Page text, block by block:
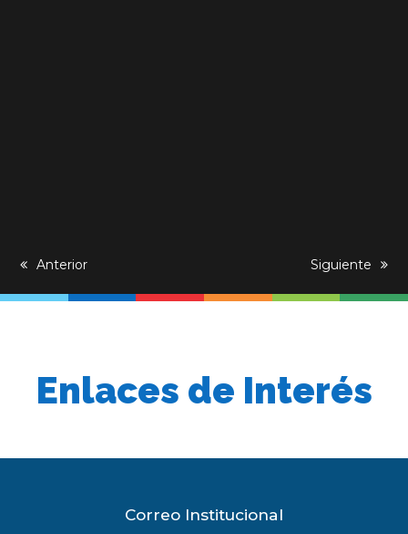
previous
Anterior
next
Siguiente
Enlaces de Interés
Correo Institucional